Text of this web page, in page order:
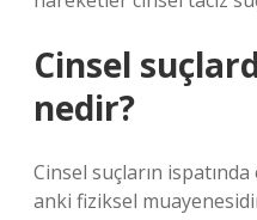
Cinsel
nedir?
Cinsel suçların
anki fiziksel